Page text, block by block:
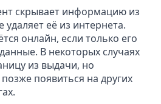
скрывает информацию из
удаляет её из интернета.
онлайн, если только его
В некоторых случаях
из выдачи, но
появиться на других